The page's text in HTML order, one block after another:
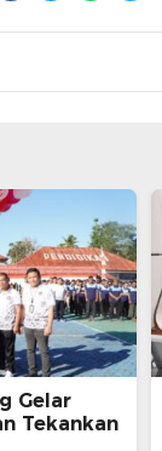
Gelar
Tekankan